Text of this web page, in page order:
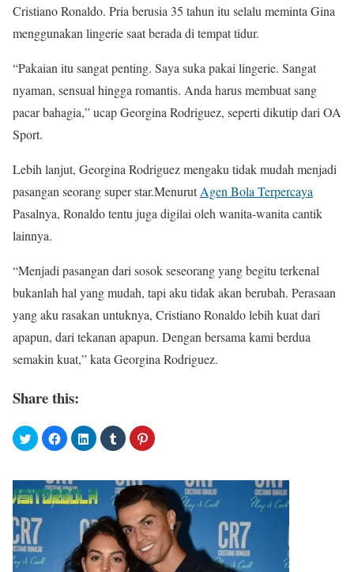
Cristiano Ronaldo. Pria berusia 35 tahun itu selalu meminta Gina
menggunakan lingerie saat berada di tempat tidur.
“Pakaian itu sangat penting. Saya suka pakai lingerie. Sangat
nyaman, sensual hingga romantis. Anda harus membuat sang
pacar bahagia,” ucap Georgina Rodriguez, seperti dikutip dari OA
Sport.
Lebih lanjut, Georgina Rodriguez mengaku tidak mudah menjadi
pasangan seorang super star.MenurutAgen Bola Terpercaya
Pasalnya, Ronaldo tentu juga digilai oleh wanita-wanita cantik
lainnya.
“Menjadi pasangan dari sosok seseorang yang begitu terkenal
bukanlah hal yang mudah, tapi aku tidak akan berubah. Perasaan
yang aku rasakan untuknya, Cristiano Ronaldo lebih kuat dari
apapun, dari tekanan apapun. Dengan bersama kami berdua
semakin kuat,” kata Georgina Rodriguez.
Share this: